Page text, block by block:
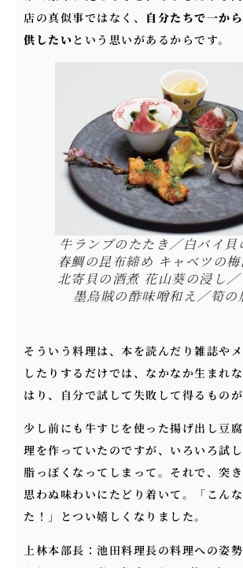
店の真似事ではなく、 自分たちで一か
供したい という思いがあるからです。
牛ランプのたたき／白バイ貝
春鯛の昆布締め キャベツの
北寄貝の酒煮 花山葵の浸し
墨烏賊の酢味噌和え／筍の
そういう料理は、本を読んだり雑誌や
したりするだけでは、なかなか生まれ
はり、自分で試して失敗して得るものが
少し前にも牛すじを使った揚げ出し豆
理を作っていたのですが、いろいろ試
脂っぽくなってしまって。それで、突
思わぬ味わいにたどり着いて。「こん
た！」とつい嬉しくなりました。
上林本部長：池田料理長の料理への姿